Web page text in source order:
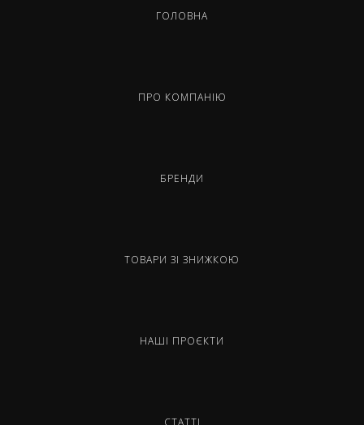
ГОЛОВНА
ПРО КОМПАНІЮ
БРЕНДИ
ТОВАРИ ЗІ ЗНИЖКОЮ
НАШІ ПРОЄКТИ